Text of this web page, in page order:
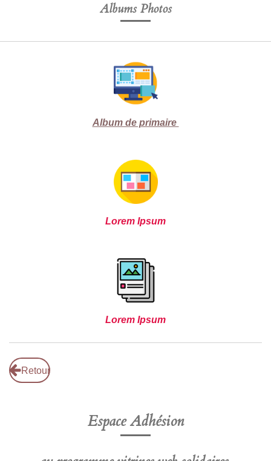
Albums Photos
Album de primaire
Lorem Ipsum
Lorem Ipsum
Retour
Espace Adhésion